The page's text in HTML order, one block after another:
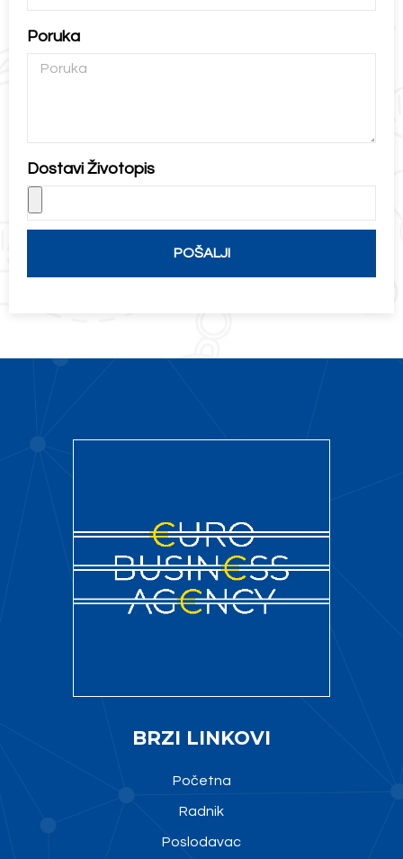
Poruka
Dostavi Životopis
POŠALJI
BRZI LINKOVI
Početna
Radnik
Poslodavac